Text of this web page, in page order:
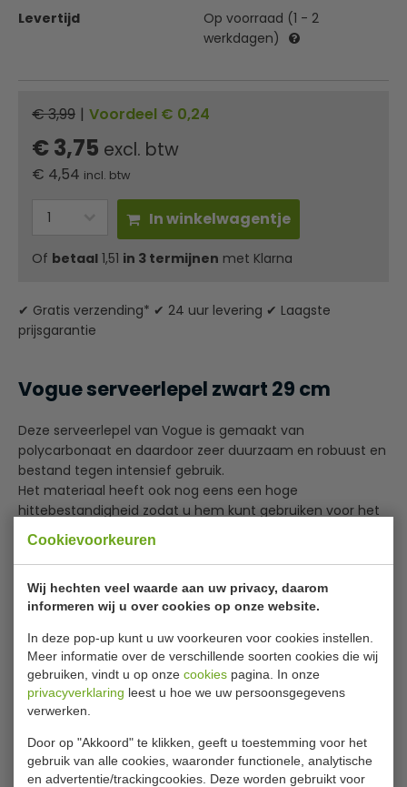
Cookievoorkeuren
Wij hechten veel waarde aan uw privacy, daarom
informeren wij u over cookies op onze website.
In deze pop-up kunt u uw voorkeuren voor cookies instellen.
Meer informatie over de verschillende soorten cookies die wij
gebruiken, vindt u op onze cookies pagina. In onze
privacyverklaring leest u hoe we uw persoonsgegevens
verwerken.
Door op "Akkoord" te klikken, geeft u toestemming voor het
gebruik van alle cookies, waaronder functionele, analytische
en advertentie/trackingcookies. Deze worden gebruikt voor
Levertijd
Op voorraad (1 - 2
werkdagen)
€ 3,99 | Voordeel € 0,24
€ 3,75 excl. btw
€ 4,54 incl. btw
In winkelwagentje
Of betaal 1,51 in 3 termijnen met Klarna
✔ Gratis verzending* ✔ 24 uur levering ✔ Laagste
prijsgarantie
Vogue serveerlepel zwart 29 cm
Deze serveerlepel van Vogue is gemaakt van
polycarbonaat en daardoor zeer duurzaam en robuust en
bestand tegen intensief gebruik.
Het materiaal heeft ook nog eens een hoge
hittebestandigheid zodat u hem kunt gebruiken voor het
bereiden en serveren van heet voedsel.
De lepel heeft een comfortabel, ergonomisch handvat
met handig oog zodat hij opgehangen kan worden en
snel gepakt kan worden wanneer hij nodig is.
Lees meer
Specificaties
Model
Y 547
Lengte
Materiaal
Polycarbonaat
Gewicht
40 gram